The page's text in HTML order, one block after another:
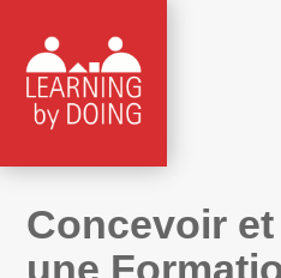
Concevoir
une